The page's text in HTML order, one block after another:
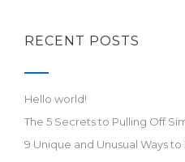
RECENT POSTS
Hello world!
The 5 Secrets to Pulling Off
9 Unique and Unusual Ways to